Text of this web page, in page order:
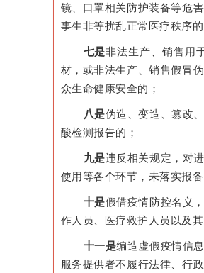
镜、口罩相关防护装备等危
事生非等扰乱正常医疗秩序的
七是非法生产、销售用
材，或非法生产、销售假冒
众生命健康安全的；
八是伪造、变造、篡改
酸检测报告的；
九是违反相关规定，对
使用等各个环节，未落实报
十是假借疫情防控名义
作人员、医疗救护人员以及
十一是编造虚假疫情信
服务提供者不履行法律、行